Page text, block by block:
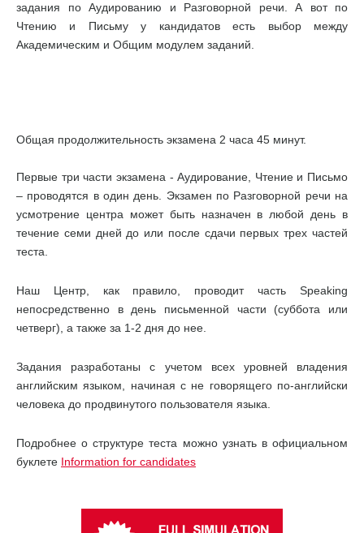
задания по Аудированию и Разговорной речи. А вот по
Чтению и Письму у кандидатов есть выбор между
Академическим и Общим модулем заданий.
Общая продолжительность экзамена 2 часа 45 минут.
Первые три части экзамена - Аудирование, Чтение и Письмо
– проводятся в один день. Экзамен по Разговорной речи на
усмотрение центра может быть назначен в любой день в
течение семи дней до или после сдачи первых трех частей
теста.
Наш Центр, как правило, проводит часть Speaking
непосредственно в день письменной части (суббота или
четверг), а также за 1-2 дня до нее.
Задания разработаны с учетом всех уровней владения
английским языком, начиная с не говорящего по-английски
человека до продвинутого пользователя языка.
Подробнее о структуре теста можно узнать в официальном
буклете Information for candidates